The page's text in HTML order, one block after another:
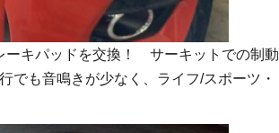
ーキパッドを交換！ サーキットでの制動
でも音鳴きが少なく、ライフ/スポーツ・